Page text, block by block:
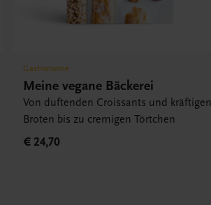
Gastronomie
Meine vegane Bäckerei
Von duftenden Croissants und kräftigen
Broten bis zu cremigen Törtchen
€ 24,70